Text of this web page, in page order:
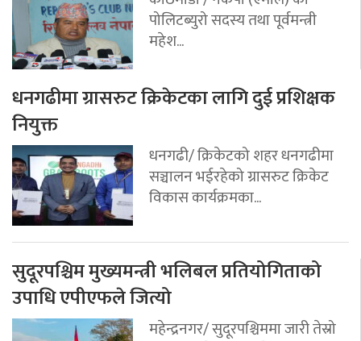
पोलिटब्युरो सदस्य तथा पूर्वमन्त्री
महेश...
धनगढीमा ग्रासरुट क्रिकेटका लागि दुई प्रशिक्षक
नियुक्त
धनगढी/ क्रिकेटको शहर धनगढीमा
सञ्चालन भईरहेको ग्रासरुट क्रिकेट
विकास कार्यक्रमका...
सुदूरपश्चिम मुख्यमन्त्री भलिबल प्रतियोगिताको
उपाधि एपीएफले जित्यो
महेन्द्रनगर/ सुदूरपश्चिममा जारी तेस्रो